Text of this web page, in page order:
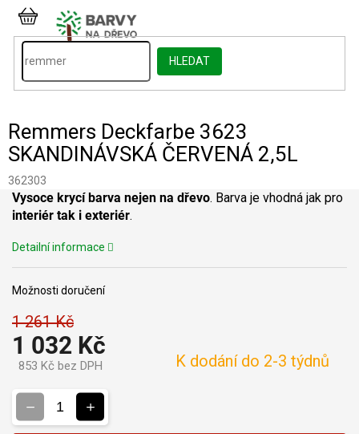
Přejít
obsah
HLEDAT
NÁKUPNÍ
KOŠÍK
Remmers Deckfarbe 3623
SKANDINÁVSKÁ ČERVENÁ 2,5L
362303
1 261 Kč
1 032 Kč
853 Kč bez DPH K dodání do 2-3 týdnů
Možnosti doručení
Vysoce krycí barva nejen na dřevo. Barva je vhodná jak pro
interiér tak i exteriér.
Detailní informace